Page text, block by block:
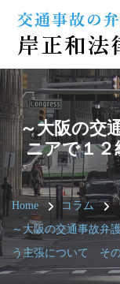
～大阪の交
ニアで１
Home
コラム
～大阪の交通事故弁
う主張について そ